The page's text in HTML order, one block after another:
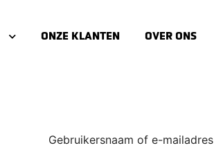
ONZE KLANTEN OVER ONS
Gebruikersnaam of e-mailadres